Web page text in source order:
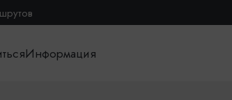
Информация